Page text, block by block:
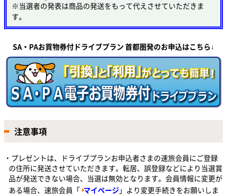
※当選者の発表は商品の発送をもって代えさせていただきま
す。
SA・PAお買物券付ドライブプラン 首都圏発のお申込はこちら↓
注意事項
・プレゼントは、ドライブプランお申込者さまの速旅会員にご登録
の住所に発送させていただきます。転居、誤登録などにより当選賞
品が発送できない場合、当選は無効となります。会員情報に変更が
ある場合、速旅会員「 マイページ」より変更手続きをお願いしま